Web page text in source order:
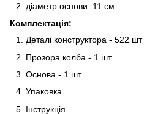
діаметр основи: 11 см
Комплектація:
Деталі конструктора - 522 шт
Прозора колба - 1 шт
Основа - 1 шт
Упаковка
Інструкція